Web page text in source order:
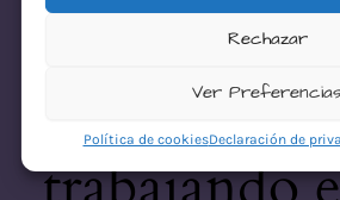
Rechazar
Ver Preferencias
Política de cookiesDeclaración de
¡Disculpa
desastre!